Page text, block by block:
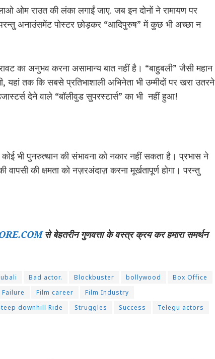
ओम राउत की लंका लगाईं जाए. जब इन दोनों ने रामायण पर
अनाउंसमेंट पोस्टर छोड़कर “आदिपुरुष” में कुछ भी अच्छा न
का अनुभव करना असामान्य बात नहीं है। “बाहुबली” जैसी महान
तक कि सबसे प्रतिभाशाली अभिनेता भी उम्मीदों पर खरा उतरने
देने वाले “बॉलीवुड सुपरस्टार्स” का भी नहीं हुआ!
भी पुनरुत्थान की संभावना को नकार नहीं सकता है। प्रभास ने
की क्षमता को नज़रअंदाज़ करना मूर्खतापूर्ण होगा। परन्तु
से बेहतरीन गुणवत्ता के वस्त्र क्रय कर हमारा समर्थन
Bad actor. Blockbuster bollywood
Box Office
Failure Film career
Film Industry
downhill Ride Struggles Success
Telegu actors